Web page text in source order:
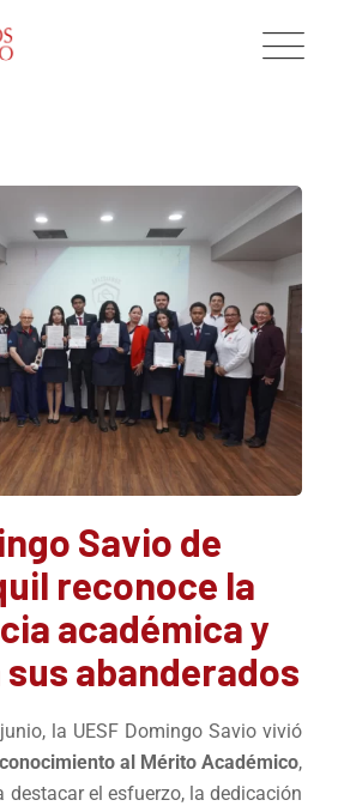
Savio de
reconoce la
académica y
sus abanderados
la UESF Domingo Savio vivió
al Mérito Académico,
destacar el esfuerzo, la dedicación